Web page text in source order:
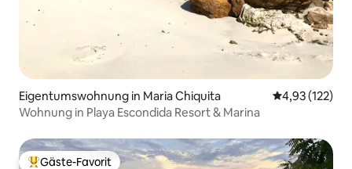
Eigentumswohnung in Maria Chiquita
4,93 (122)
Wohnung in Playa Escondida Resort & Marina
Gäste-Favorit